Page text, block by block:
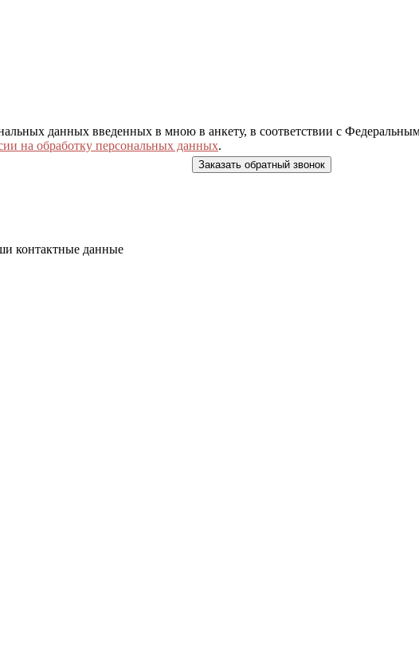
данных введенных в мною в анкету, в соответствии с
на обработку персональных данных.
контактные данные